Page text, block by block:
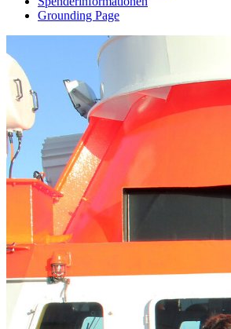
Grounding Page